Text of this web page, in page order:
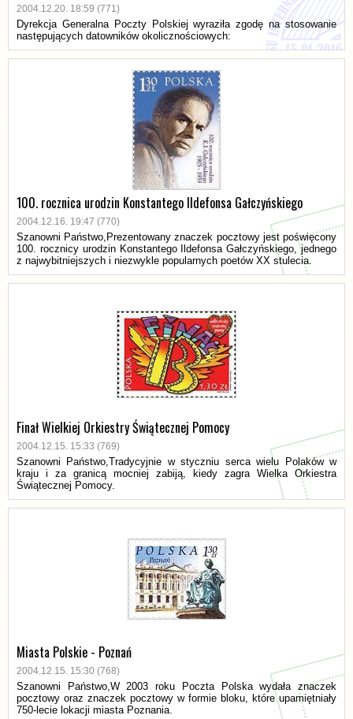
2004.12.20. 18:59 (771)
Dyrekcja Generalna Poczty Polskiej wyraziła zgodę na stosowanie
następujących datowników okolicznościowych:
100. rocznica urodzin Konstantego Ildefonsa Gałczyńskiego
2004.12.16. 19:47 (770)
Szanowni Państwo,Prezentowany znaczek pocztowy jest poświęcony
100. rocznicy urodzin Konstantego Ildefonsa Gałczyńskiego, jednego
z najwybitniejszych i niezwykle popularnych poetów XX stulecia.
Finał Wielkiej Orkiestry Świątecznej Pomocy
2004.12.15. 15:33 (769)
Szanowni Państwo,Tradycyjnie w styczniu serca wielu Polaków w
kraju i za granicą mocniej zabiją, kiedy zagra Wielka Orkiestra
Świątecznej Pomocy.
Miasta Polskie - Poznań
2004.12.15. 15:30 (768)
Szanowni Państwo,W 2003 roku Poczta Polska wydała znaczek
pocztowy oraz znaczek pocztowy w formie bloku, które upamiętniały
750-lecie lokacji miasta Poznania.